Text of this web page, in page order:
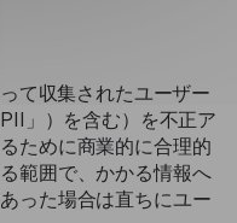
て収集されたユーザー
」）を含む）を不正ア
ために商業的に合理的
範囲で、かかる情報へ
った場合は直ちにユー